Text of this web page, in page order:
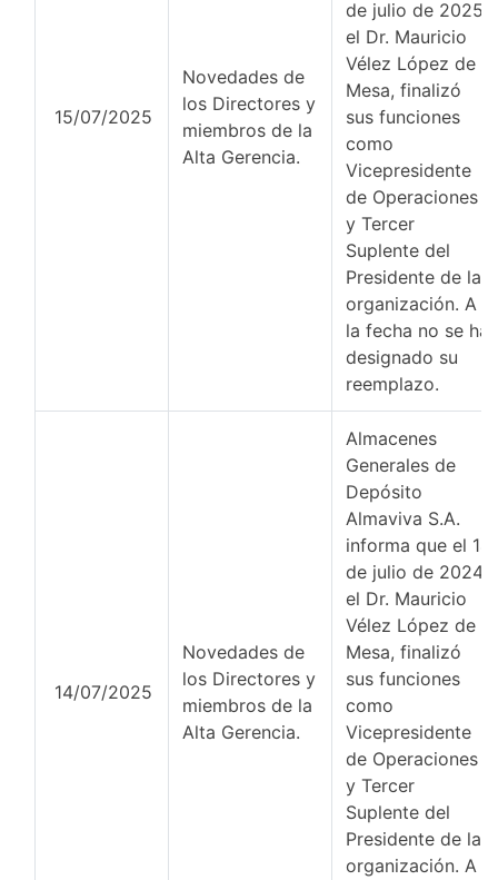
15/07/2025
Novedades de
los Directores y
miembros de la
Alta Gerencia.
de julio de 2025,
el Dr. Mauricio
Vélez López de
Mesa, finalizó
sus funciones
como
Vicepresidente
de Operaciones
y Tercer
Suplente del
Presidente de la
organización. A
la fecha no se ha
designado su
reemplazo.
14/07/2025
Novedades de
los Directores y
miembros de la
Alta Gerencia.
Almacenes
Generales de
Depósito
Almaviva S.A.
informa que el 14
de julio de 2024,
el Dr. Mauricio
Vélez López de
Mesa, finalizó
sus funciones
como
Vicepresidente
de Operaciones
y Tercer
Suplente del
Presidente de la
organización. A